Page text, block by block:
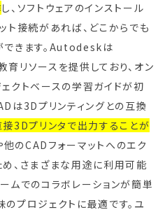
し、ソフトウェアのインストール
ト接続があれば、どこからでも
できます。Autodeskは
リソースを提供しており、オン
クトベースの学習ガイドが初
は3Dプリンティングとの互換
3Dプリンタで出力することが
他のCADフォーマットへのエク
、さまざまな用途に利用可能
ムでのコラボレーションが簡単
プロジェクトに最適です。ユ